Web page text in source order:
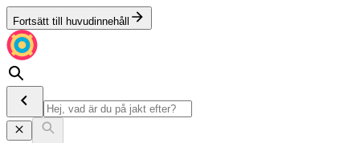
Fortsätt till huvudinnehåll